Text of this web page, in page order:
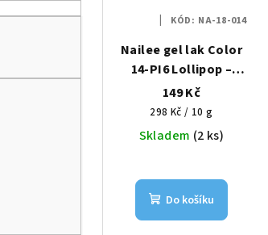
Nailee gel lak Color
14-PI6 Lollipop –
Růžové mámení
HEMA Free 6g
149 Kč
Měrná
cena:
298 Kč / 10 g
Skladem (2 ks)
Do košíku
KÓD: NA-18-014